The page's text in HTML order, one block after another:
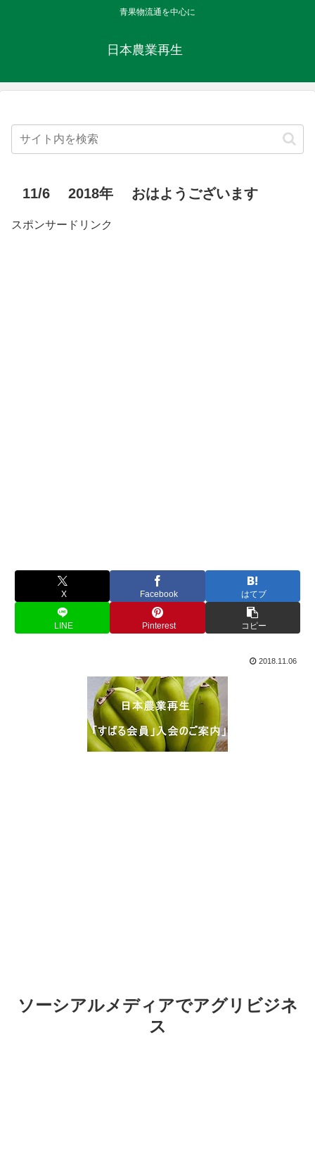
青果物流通を中心に
日本農業再生
11/6 2018年 おはようございます
スポンサードリンク
X Facebook はてブ
LINE Pinterest コピー
2018.11.06
ソーシアルメディアでアグリビジネ
ス